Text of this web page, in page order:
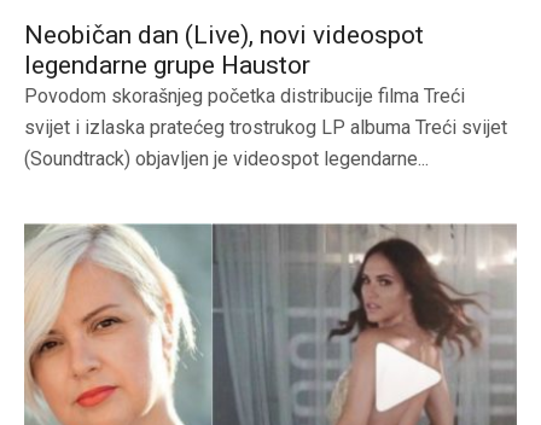
Neobičan dan (Live), novi videospot
legendarne grupe Haustor
Povodom skorašnjeg početka distribucije filma Treći
svijet i izlaska pratećeg trostrukog LP albuma Treći svijet
(Soundtrack) objavljen je videospot legendarne...